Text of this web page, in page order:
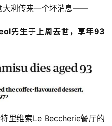
大利传来一个坏消息——
先生于上周去世，享年93
里维索Le Beccherie餐厅的